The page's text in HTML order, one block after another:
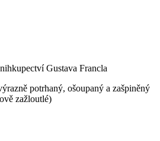
Gustava Francla
potrhaný, ošoupaný a zašpiněný
zažloutlé)